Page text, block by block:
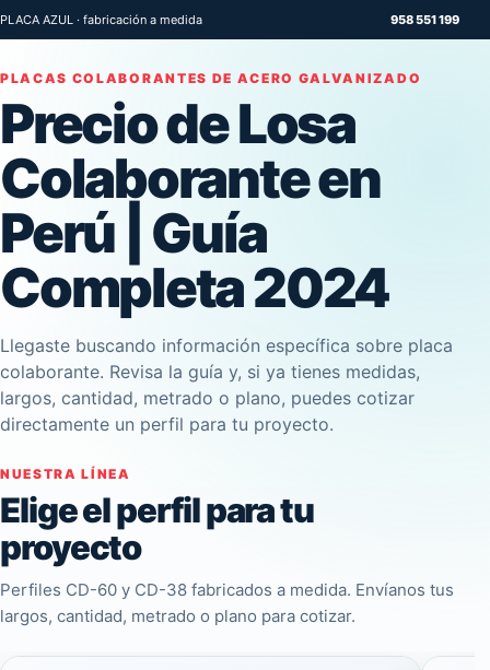
PLACA AZUL · fabricación a medida 958 551 199
PLACAS COLABORANTES DE ACERO GALVANIZADO
Precio de Losa
Colaborante en
Perú | Guía
Completa 2024
Llegaste buscando información específica sobre placa
colaborante. Revisa la guía y, si ya tienes medidas,
largos, cantidad, metrado o plano, puedes cotizar
directamente un perfil para tu proyecto.
NUESTRA LÍNEA
Elige el perfil para tu
proyecto
Perfiles CD-60 y CD-38 fabricados a medida. Envíanos tus
largos, cantidad, metrado o plano para cotizar.